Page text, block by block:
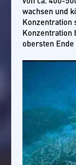
wachsen und
Konzentration
Konzentration
obersten